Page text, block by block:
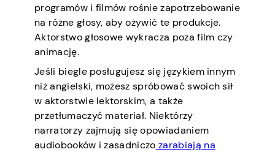
programów i filmów rośnie zapotrzebowanie
na różne głosy, aby ożywić te produkcje.
Aktorstwo głosowe wykracza poza film czy
animację.
Jeśli biegle posługujesz się językiem innym
niż angielski, możesz spróbować swoich sił
w aktorstwie lektorskim, a także
przetłumaczyć materiał. Niektórzy
narratorzy zajmują się opowiadaniem
audiobooków i zasadniczo zarabiają na